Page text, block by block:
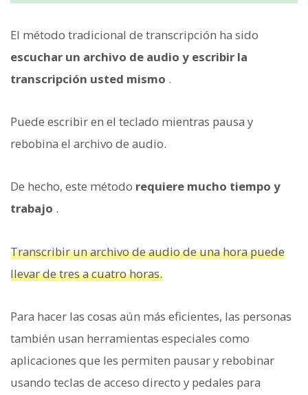
El método tradicional de transcripción ha sido
escuchar un archivo de audio y escribir la
transcripción usted mismo .
Puede escribir en el teclado mientras pausa y
rebobina el archivo de audio.
De hecho, este método requiere mucho tiempo y
trabajo .
Transcribir un archivo de audio de una hora puede
llevar de tres a cuatro horas.
Para hacer las cosas aún más eficientes, las personas
también usan herramientas especiales como
aplicaciones que les permiten pausar y rebobinar
usando teclas de acceso directo y pedales para